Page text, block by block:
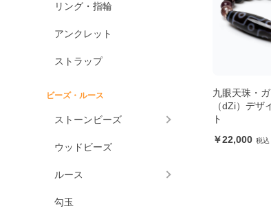
リング・指輪
アンクレット
ストラップ
ビーズ・ルース
ストーンビーズ
ウッドビーズ
ルース
勾玉
九眼天珠・
（dZi）デザ
ト
22,000